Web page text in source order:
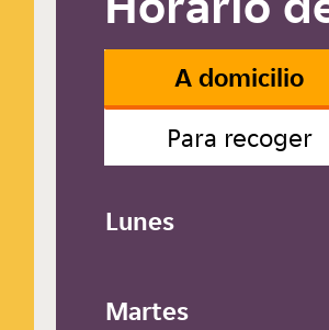
A domicilio
Para recoger
Lunes
Martes